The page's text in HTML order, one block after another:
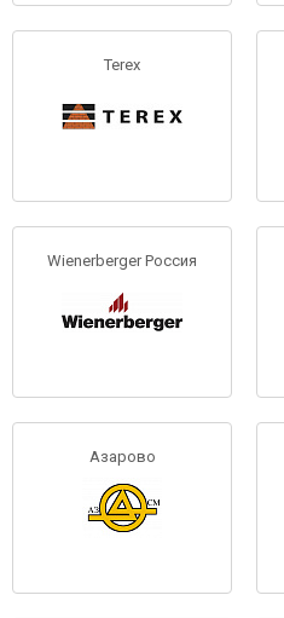
Terex
Wienerberger Россия
Азарово